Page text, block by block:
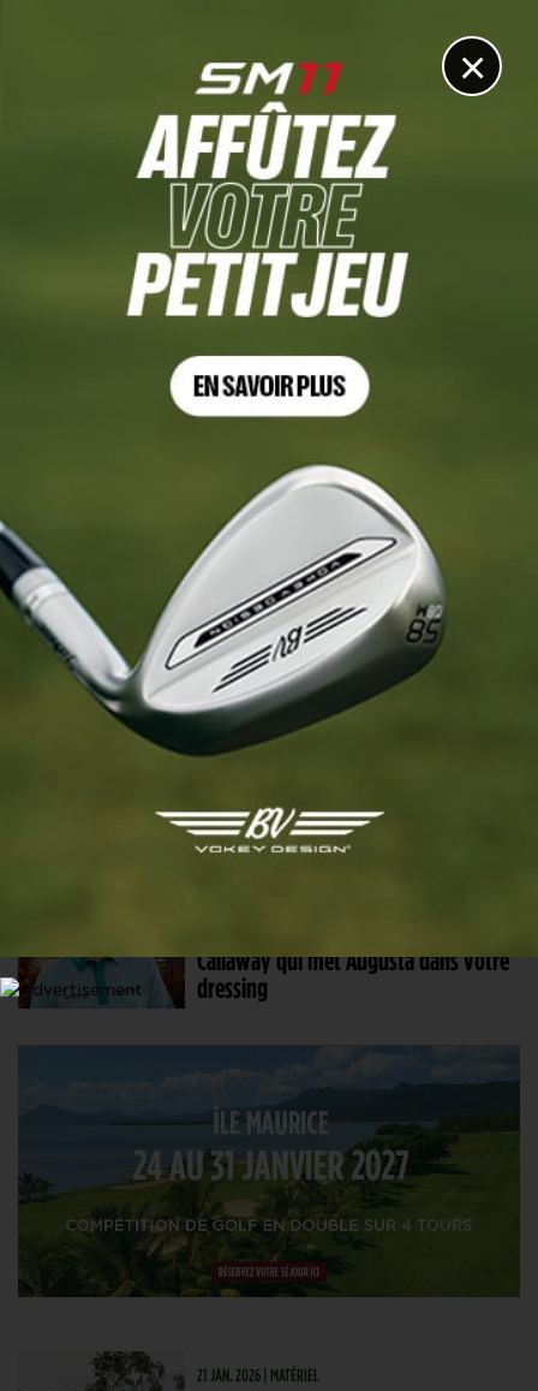
×
Callaway
31 JUIL. 2026 | MATÉRIEL
Callaway mise sur le spin avec son
nouveau Quantum Mini Spinner
16 AVR. 2026 | MATÉRIEL
Callaway élargit sa gamme Quantum
avec un mini-driver et un bois de
Callaway qui met Augusta dans votre
dressing
21 JAN. 2026 | MATÉRIEL